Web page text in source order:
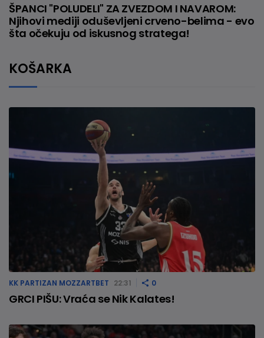
ŠPANCI "POLUDELI" ZA ZVEZDOM I NAVAROM:
Njihovi mediji oduševljeni crveno-belima - evo
šta očekuju od iskusnog stratega!
KOŠARKA
KK PARTIZAN MOZZARTBET 22:31 0
GRCI PIŠU: Vraća se Nik Kalates!